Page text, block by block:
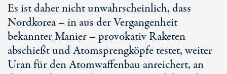
Es ist daher nicht unwahrscheinlich, dass
Nordkorea – in aus der Vergangenheit
bekannter Manier – provokativ Raketen
abschießt und Atomsprengköpfe testet, weiter
Uran für den Atomwaffenbau anreichert, an